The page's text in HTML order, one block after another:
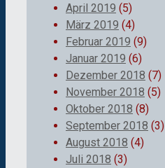
April 2019 (5)
März 2019 (4)
Februar 2019 (9)
Januar 2019 (6)
Dezember 2018 (7)
November 2018 (5)
Oktober 2018 (8)
September 2018 (3)
August 2018 (4)
Juli 2018 (3)